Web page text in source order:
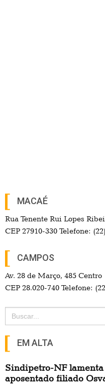
MACAÉ
Rua Tenente Rui Lopes
CEP 27910-330 Telefone:
CAMPOS
Av. 28 de Março, 485 Centro
CEP 28.020-740 Telefone:
Search
for:
EM ALTA
Sindipetro-NF
aposentado filiado